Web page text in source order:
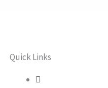
Quick Links